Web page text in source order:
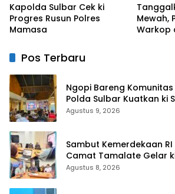
Kapolda Sulbar Cek ki
Progres Rusun Polres
Mamasa
Mewah,
Warkop
Pos Terbaru
Ngopi Bareng
Polda Sulbar Kuatkan ki
Putih dan Keselamatan
Agustus 9, 2026
Sambut Kemerdekaan RI
Camat Tamalate Gelar
Agustus 8, 2026